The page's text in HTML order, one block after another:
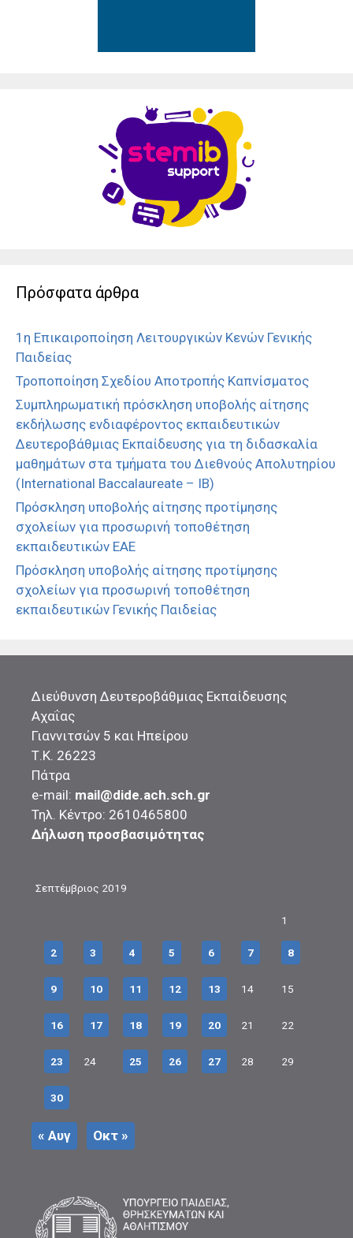
Πρόσφατα άρθρα
1η Επικαιροποίηση Λειτουργικών Κενών Γενικής
Παιδείας
Τροποποίηση Σχεδίου Αποτροπής Καπνίσματος
Συμπληρωματική πρόσκληση υποβολής αίτησης
εκδήλωσης ενδιαφέροντος εκπαιδευτικών
Δευτεροβάθμιας Εκπαίδευσης για τη διδασκαλία
μαθημάτων στα τμήματα του Διεθνούς Απολυτηρίου
(International Baccalaureate – IB)
Πρόσκληση υποβολής αίτησης προτίμησης
σχολείων για προσωρινή τοποθέτηση
εκπαιδευτικών ΕΑΕ
Πρόσκληση υποβολής αίτησης προτίμησης
σχολείων για προσωρινή τοποθέτηση
εκπαιδευτικών Γενικής Παιδείας
Διεύθυνση Δευτεροβάθμιας Εκπαίδευσης
Αχαΐας
Γιαννιτσών 5 και Ηπείρου
Τ.Κ. 26223
Πάτρα
e-mail: mail@dide.ach.sch.gr
Τηλ. Κέντρο: 2610465800
Δήλωση προσβασιμότητας
Σεπτέμβριος 2019
1
2 3 4 5 6 7 8
9 10 11 12 13 14 15
16 17 18 19 20 21 22
23 24 25 26 27 28 29
30
« Αυγ Οκτ »